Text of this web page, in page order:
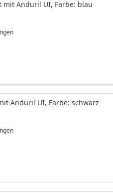
mit Anduril UI, Farbe: blau
Anduril UI, Farbe: schwarz